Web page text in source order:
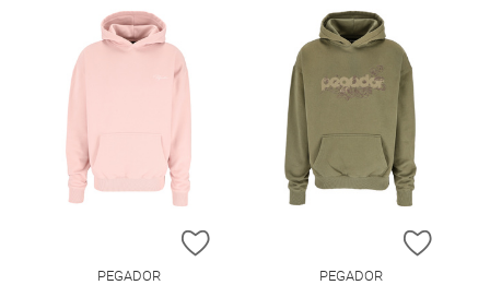
ZUR WUNSCHLISTE HINZUFÜGEN
PEGADOR
ZUR
PEGADOR